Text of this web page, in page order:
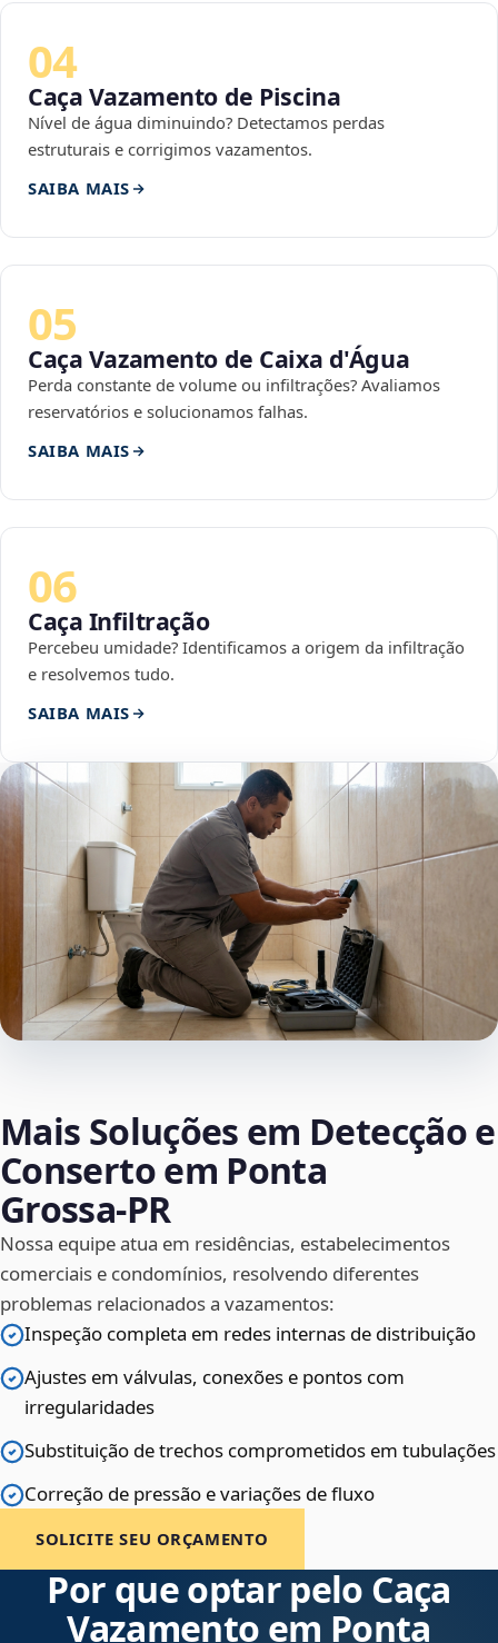
04
Caça Vazamento de Piscina
Nível de água diminuindo? Detectamos perdas
estruturais e corrigimos vazamentos.
SAIBA MAIS
05
Caça Vazamento de Caixa d'Água
Perda constante de volume ou infiltrações? Avaliamos
reservatórios e solucionamos falhas.
SAIBA MAIS
06
Caça Infiltração
Percebeu umidade? Identificamos a origem da infiltração
e resolvemos tudo.
SAIBA MAIS
Mais Soluções em Detecção e
Conserto em Ponta
Grossa‑PR
Nossa equipe atua em residências, estabelecimentos
comerciais e condomínios, resolvendo diferentes
problemas relacionados a vazamentos:
Inspeção completa em redes internas de distribuição
Ajustes em válvulas, conexões e pontos com
irregularidades
Substituição de trechos comprometidos em tubulações
Correção de pressão e variações de fluxo
SOLICITE SEU ORÇAMENTO
Por que optar pelo Caça
Vazamento em Ponta